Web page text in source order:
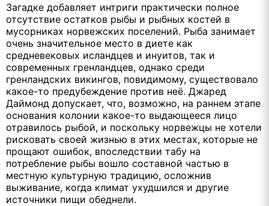
Загадке добавляет интриги практически полное
отсутствие остатков рыбы и рыбных костей в
мусорниках норвежских поселений. Рыба занимает
очень значительное место в диете как
средневековых исландцев и инуитов, так и
современных гренландцев, однако среди
гренландских викингов, повидимому, существовало
какое-то предубеждение против неё. Джаред
Даймонд допускает, что, возможно, на раннем этапе
основания колонии какое-то выдающееся лицо
отравилось рыбой, и поскольку норвежцы не хотели
рисковать своей жизнью в этих местах, которые не
прощают ошибок, впоследствии табу на
потребление рыбы вошло составной частью в
местную культурную традицию, осложнив
выживание, когда климат ухудшился и другие
источники пищи обеднели.